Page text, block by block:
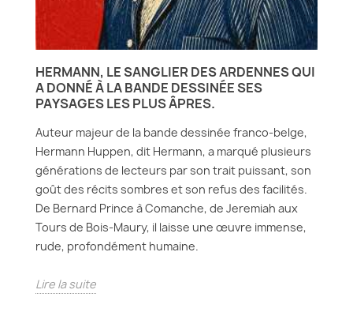
HERMANN, LE SANGLIER DES ARDENNES QUI
A DONNÉ À LA BANDE DESSINÉE SES
PAYSAGES LES PLUS ÂPRES.
Auteur majeur de la bande dessinée franco-belge,
Hermann Huppen, dit Hermann, a marqué plusieurs
générations de lecteurs par son trait puissant, son
goût des récits sombres et son refus des facilités.
De Bernard Prince à Comanche, de Jeremiah aux
Tours de Bois-Maury, il laisse une œuvre immense,
rude, profondément humaine.
Lire la suite